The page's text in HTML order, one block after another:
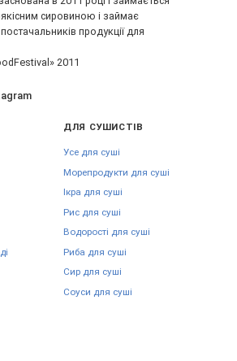
сировиною і займає
продукції для
2011
ДЛЯ СУШИСТІВ
Усе для суші
Морепродукти для суші
Ікра для суші
Рис для суші
Водорості для суші
Риба для суші
Сир для суші
Соуси для суші